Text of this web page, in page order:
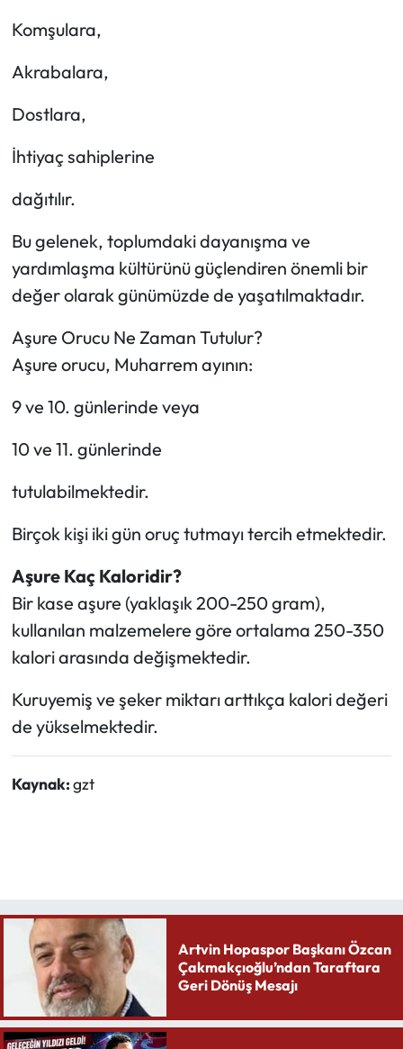
Komşulara,
Akrabalara,
Dostlara,
İhtiyaç sahiplerine
dağıtılır.
Bu gelenek, toplumdaki dayanışma ve
yardımlaşma kültürünü güçlendiren önemli bir
değer olarak günümüzde de yaşatılmaktadır.
Aşure Orucu Ne Zaman Tutulur?
Aşure orucu, Muharrem ayının:
9 ve 10. günlerinde veya
10 ve 11. günlerinde
tutulabilmektedir.
Birçok kişi iki gün oruç tutmayı tercih etmektedir.
Aşure Kaç Kaloridir?
Bir kase aşure (yaklaşık 200-250 gram),
kullanılan malzemelere göre ortalama 250-350
kalori arasında değişmektedir.
Kuruyemiş ve şeker miktarı arttıkça kalori değeri
de yükselmektedir.
Kaynak:gzt
Artvin Hopaspor Başkanı Özcan
Çakmakçıoğlu’ndan Taraftara
Geri Dönüş Mesajı